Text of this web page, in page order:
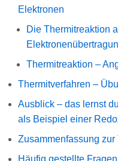
Elektronen
Die Thermitreaktion
Thermitreaktion –
Thermitverfahren –
Ausblick – das lernst
als Beispiel einer
Zusammenfassung zur
Häufig gestellte